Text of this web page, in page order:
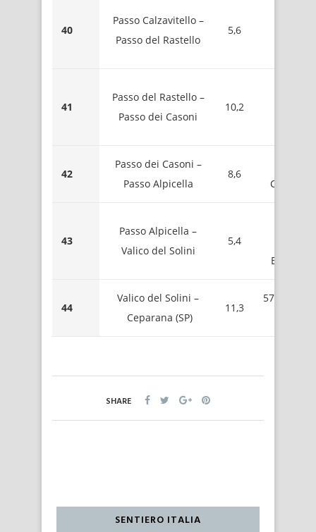
40
Passo Calzavitello –
Passo del Rastello
5,6
41
Passo del Rastello –
Passo dei Casoni
10,2
42
Passo dei Casoni –
Passo Alpicella
8,6
43
Passo Alpicella –
Valico del Solini
5,4
44
Valico del Solini –
Ceparana (SP)
11,3
575 –
SHARE
SENTIERO ITALIA